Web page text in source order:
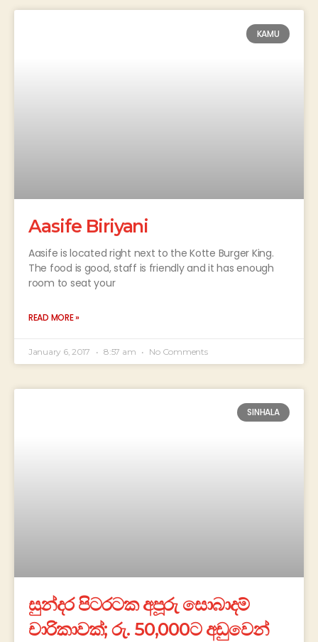
KAMU
Aasife Biriyani
Aasife is located right next to the Kotte Burger King.
The food is good, staff is friendly and it has enough
room to seat your
READ MORE »
January 6, 2017 8:57 am No Comments
SINHALA
සුන්දර පිටරටක අපූරු සොබාදම්
චාරිකාවක්; රු. 50,000ට අඩුවෙන්